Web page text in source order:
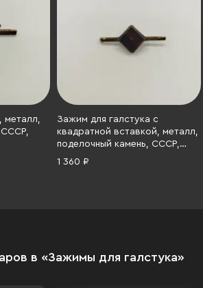
металл,
СССР,
Зажим для галстука с
квадратной вставкой, металл,
поделочный камень, СССР,
1970-1990 гг.
1 360 ₽
в «Зажимы для галстука»